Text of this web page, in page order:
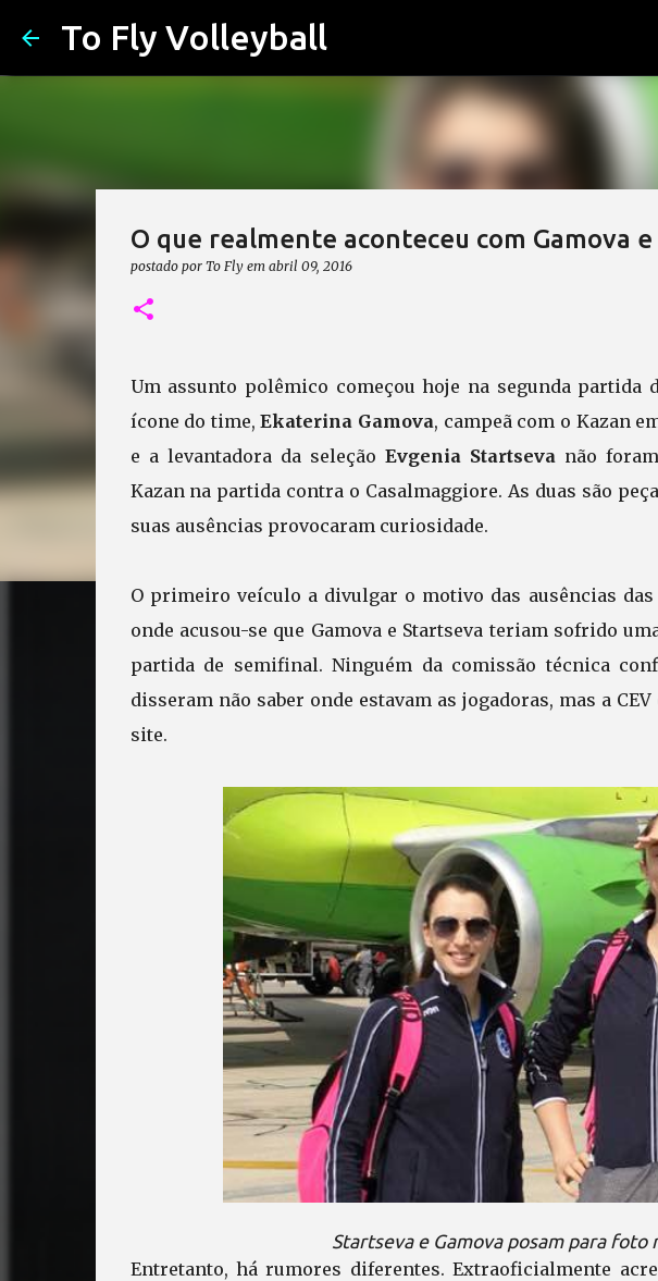
To Fly Volleyball
O que realmente aconteceu com Gamova e
postado por To Fly em abril 09, 2016
Um assunto polêmico começou hoje na segunda partida
ícone do time,Ekaterina Gamova, campeã com o Kazan
e a levantadora da seleção Evgenia Startsevanão foram
Kazan na partida contra o Casalmaggiore. As duas são
suas ausências provocaram curiosidade.
O primeiro veículo a divulgar o motivo das ausências
onde acusou-se que Gamova e Startseva teriam sofrido
partida de semifinal. Ninguém da comissão técnica
disseram não saber onde estavam as jogadoras, mas a
site.
Startseva e Gamova posam para foto
Entretanto, há rumores diferentes. Extraoficialmente